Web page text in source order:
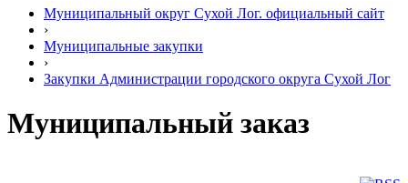
Муниципальный округ Сухой Лог. официальный сайт
›
Муниципальные закупки
›
Закупки Администрации городского округа Сухой Лог
Муниципальный заказ